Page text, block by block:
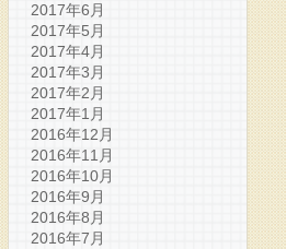
2017年6月
2017年5月
2017年4月
2017年3月
2017年2月
2017年1月
2016年12月
2016年11月
2016年10月
2016年9月
2016年8月
2016年7月